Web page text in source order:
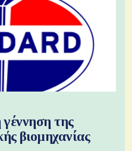
της
βιομηχανίας